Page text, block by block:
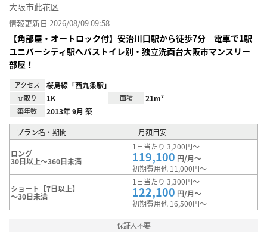
大阪市此花区
情報更新日 2026/08/09 09:58
【角部屋・オートロック付】安治川口駅から徒歩7分 電車で1駅
ユニバーシティ駅へバストイレ別・独立洗面台大阪市マンスリー
部屋！
アクセス 桜島線「西九条駅」
間取り 1K 面積 21m²
築年数 2013年 9月 築
プラン名・期間 月額目安
ロング
30日以上～360日未満
1日当たり 3,200円～
119,100 円/月～
初期費用他 11,000円～
ショート【7日以上】
～30日未満
1日当たり 3,300円～
122,100 円/月～
初期費用他 16,500円～
保証人不要